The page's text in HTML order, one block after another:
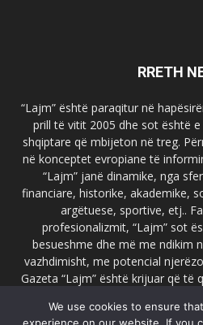
RRETH
“Lajm” është paraqitur në
prill të vitit 2005 dhe sot është
shqiptare që mbijeton në treg.
në konceptet evropiane të
“Lajm” janë dinamike, nga
financiare, historike, akademike,
argëtuese, sportive, etj..
profesionalizmit, “Lajm” sot
besueshme dhe më me ndikim
vazhdimisht, me potencial
Gazeta “Lajm” është krijuar që
faqja zyrtare e gazetës “Lajm”,
We use cookies to ensure